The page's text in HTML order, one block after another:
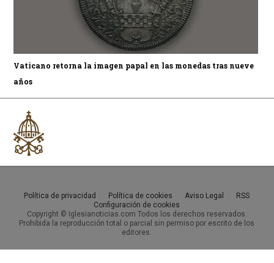
Vaticano retorna la imagen papal en las monedas tras nueve
años
Política de privacidad Política de cookies Aviso Legal
RSS
Configuración de cookies
Copyright © Iglesianoticias.com Todos los derechos reservados.
Prohibida la reproducción total o parcial sin permiso por escrito de los
editores.